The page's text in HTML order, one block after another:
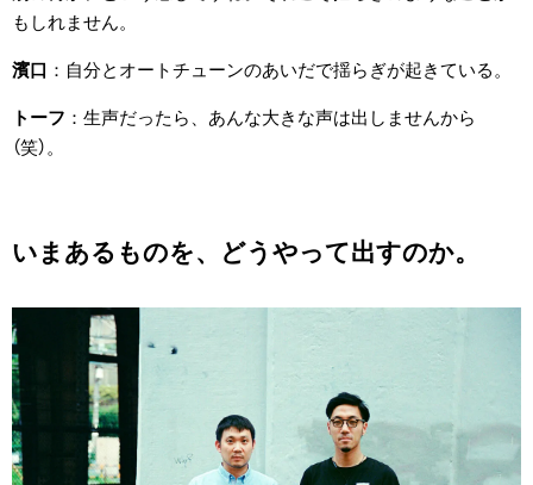
もしれません。
濱口 自分とオートチューンのあいだで揺らぎが起きている。
トーフ
生声だったら、あんな大きな声は出しませんから
（笑）。
いまあるものを、どうやって出すのか。